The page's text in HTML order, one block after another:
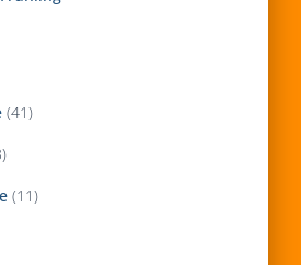
(41)
(11)